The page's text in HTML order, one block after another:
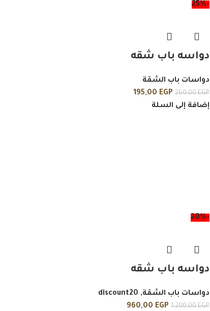
-25%
دواسه باب شقه
دواسات باب الشقة
260,00EGP
195,00 EGP
إضافة إلى السلة
-20%
دواسه باب شقه
دواسات باب الشقة,
discount20
1.200,00EGP
960,00 EGP